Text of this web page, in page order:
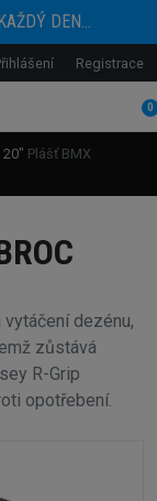
DEN...
Registrace
0
20" Plášť BMX
dezénu,
zůstává
R-Grip
opotřebení.